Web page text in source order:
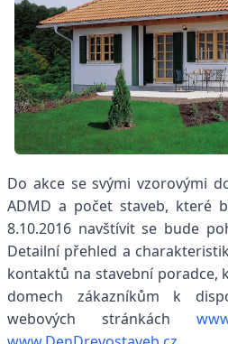
Do akce se svými vzorovými
ADMD a počet staveb, které
8.10.2016 navštívit se bude
Detailní přehled a
kontaktů na stavební poradce,
domech zákazníkům k
webových stránkách